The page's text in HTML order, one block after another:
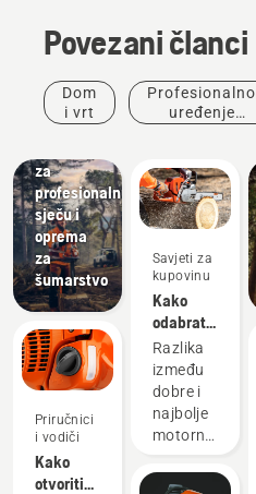
Povezani članci
Dom
i vrt
Profesionalno
uređenje
Rješenja
Potrošni
za
profesionalnu
sječu i
oprema
za
šumarstvo
Priručnici
i vodiči
Kako
otvoriti
Savjeti za
kupovinu
Kako
odabrati
najbolju
motornu
testeru
za vaše
potrebe
Razlika
između
dobre i
najbolje
motorne
za vaše